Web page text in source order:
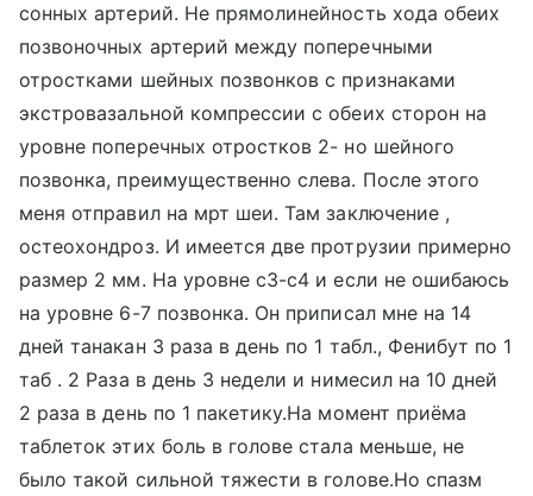
сонных артерий. Не прямолинейность хода обеих
позвоночных артерий между поперечными
отростками шейных позвонков с признаками
экстровазальной компрессии с обеих сторон на
уровне поперечных отростков 2- но шейного
позвонка, преимущественно слева. После этого
меня отправил на мрт шеи. Там заключение ,
остеохондроз. И имеется две протрузии примерно
размер 2 мм. На уровне с3-с4 и если не ошибаюсь
на уровне 6-7 позвонка. Он приписал мне на 14
дней танакан 3 раза в день по 1 табл., Фенибут по 1
таб . 2 Раза в день 3 недели и нимесил на 10 дней
2 раза в день по 1 пакетику.На момент приёма
таблеток этих боль в голове стала меньше, не
было такой сильной тяжести в голове.Но спазм